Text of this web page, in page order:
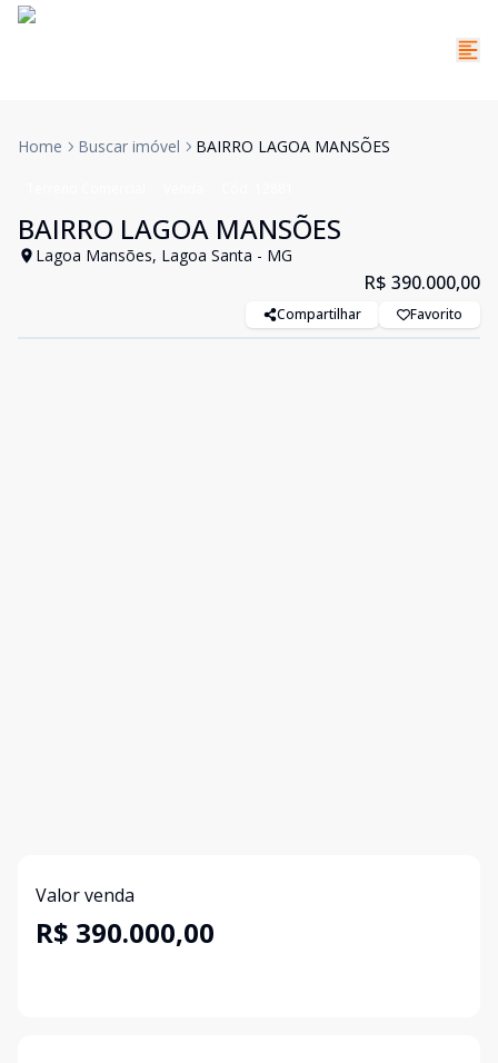
Home Buscar imóvel BAIRRO LAGOA MANSÕES
BAIRRO LAGOA MANSÕES
Lagoa Mansões, Lagoa Santa - MG
R$ 390.000,00
Compartilhar Favorito
Valor venda
R$ 390.000,00